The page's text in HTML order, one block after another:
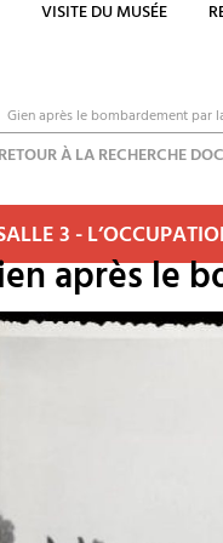
VISITE DU MUSÉE
Gien après le bombardement par
RETOUR À LA RECHERCHE
3 -
après le